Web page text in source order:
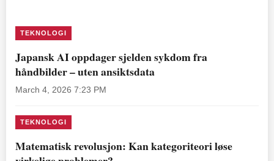
TEKNOLOGI
Japansk AI oppdager sjelden sykdom fra
håndbilder – uten ansiktsdata
March 4, 2026 7:23 PM
TEKNOLOGI
Matematisk revolusjon: Kan kategoriteori løse